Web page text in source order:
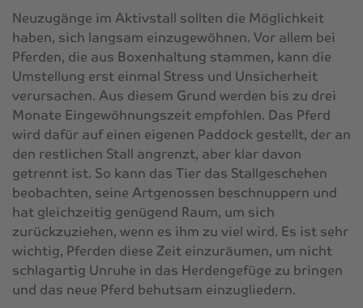
Neuzugänge im Aktivstall sollten die Möglichkeit
haben, sich langsam einzugewöhnen. Vor allem bei
Pferden, die aus Boxenhaltung stammen, kann die
Umstellung erst einmal Stress und Unsicherheit
verursachen. Aus diesem Grund werden bis zu drei
Monate Eingewöhnungszeit empfohlen. Das Pferd
wird dafür auf einen eigenen Paddock gestellt, der an
den restlichen Stall angrenzt, aber klar davon
getrennt ist. So kann das Tier das Stallgeschehen
beobachten, seine Artgenossen beschnuppern und
hat gleichzeitig genügend Raum, um sich
zurückzuziehen, wenn es ihm zu viel wird. Es ist sehr
wichtig, Pferden diese Zeit einzuräumen, um nicht
schlagartig Unruhe in das Herdengefüge zu bringen
und das neue Pferd behutsam einzugliedern.